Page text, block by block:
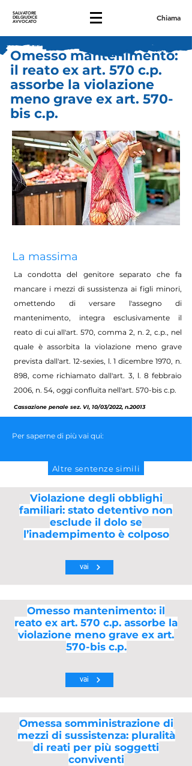
SALVATORE
DELGIUDICE
AVVOCATO Chiama
Omesso mantenimento:
il reato ex art. 570 c.p.
assorbe la violazione
meno grave ex art. 570-
bis c.p.
La massima
La condotta del genitore separato che fa
mancare i mezzi di sussistenza ai figli minori,
omettendo di versare l'assegno di
mantenimento, integra esclusivamente il
reato di cui all'art. 570, comma 2, n. 2, c.p., nel
quale è assorbita la violazione meno grave
prevista dall'art. 12-sexies, l. 1 dicembre 1970, n.
898, come richiamato dall'art. 3, l. 8 febbraio
2006, n. 54, oggi confluita nell'art. 570-bis c.p.
Cassazione penale sez. VI, 10/03/2022, n.20013
Per saperne di più vai qui:
Altre sentenze simili
Violazione degli obblighi
familiari: stato detentivo non
esclude il dolo se
l’inadempimento è colposo
vai
Omesso mantenimento: il
reato ex art. 570 c.p. assorbe la
violazione meno grave ex art.
570-bis c.p.
vai
Omessa somministrazione di
mezzi di sussistenza: pluralità
di reati per più soggetti
conviventi